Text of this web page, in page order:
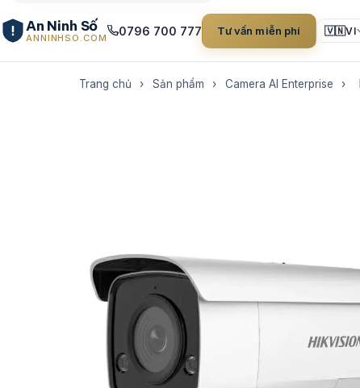
An Ninh Số
ANNINHSO.COM
0796 700 777 Tư vấn miễn phí 🇻🇳VI
Trang chủ › Sản phẩm › Camera AI Enterprise ›